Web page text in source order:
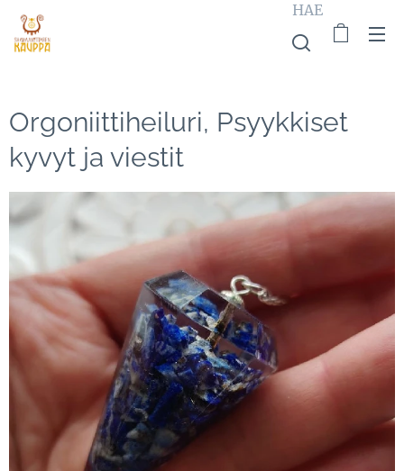
HAE
Orgoniittiheiluri, Psyykkiset
kyvyt ja viestit